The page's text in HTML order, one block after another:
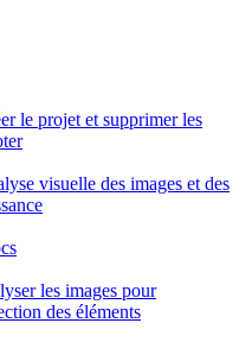
le projet et supprimer les
visuelle des images et des
les images pour
des éléments